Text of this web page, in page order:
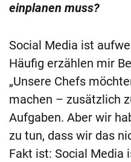
einplanen muss?
Social Media ist
Häufig erzählen mir
„Unsere Chefs
machen – zusätzlich
Aufgaben. Aber wir
zu tun, dass wir das
Fakt ist: Social Media